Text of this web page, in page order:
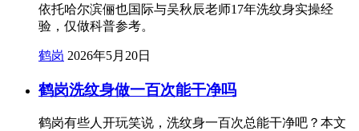
依托哈尔滨俪也国际与吴秋辰老师17年洗纹身实操经
验，仅做科普参考。
鹤岗 2026年5月20日
鹤岗洗纹身做一百次能干净吗
鹤岗有些人开玩笑说，洗纹身一百次总能干净吧？本文